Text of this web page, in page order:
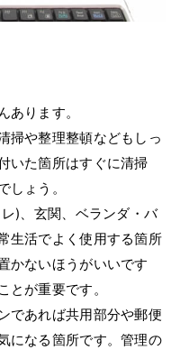
ります。
掃や整理整頓などもしっ
いた箇所はすぐに清掃
しょう。
)、玄関、ベランダ・バ
生活でよく使用する箇所
かないほうがいいです
とが重要です。
であれば共用部分や郵便
になる箇所です。管理の